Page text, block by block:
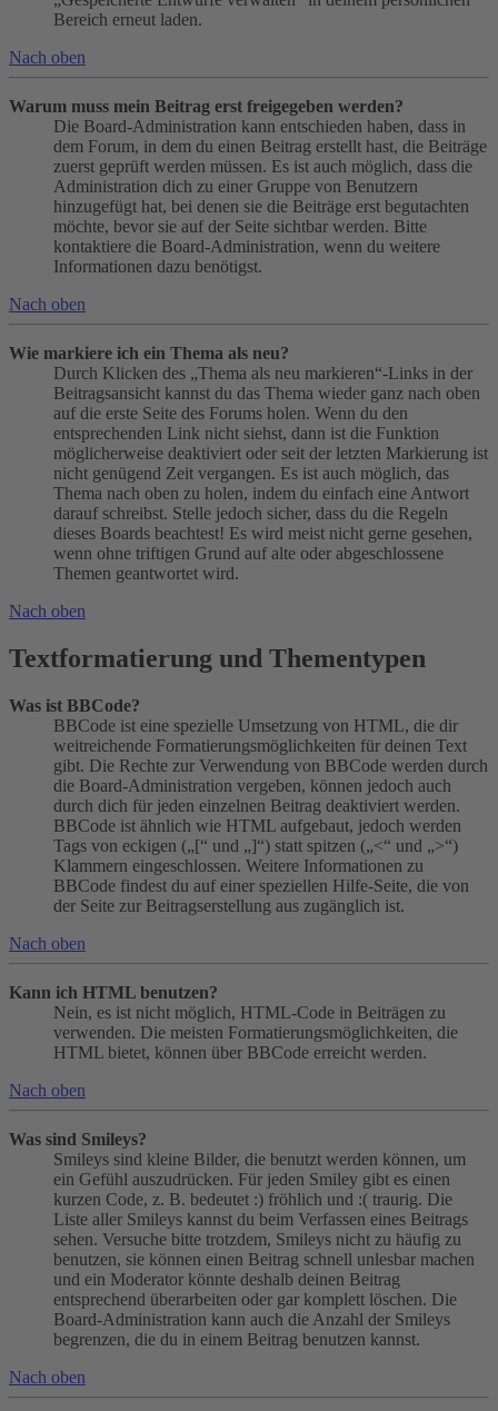
Bereich erneut laden.
Nach oben
Warum muss mein Beitrag erst freigegeben werden?
Die Board-Administration kann entschieden haben, dass in
dem Forum, in dem du einen Beitrag erstellt hast, die Beiträge
zuerst geprüft werden müssen. Es ist auch möglich, dass die
Administration dich zu einer Gruppe von Benutzern
hinzugefügt hat, bei denen sie die Beiträge erst begutachten
möchte, bevor sie auf der Seite sichtbar werden. Bitte
kontaktiere die Board-Administration, wenn du weitere
Informationen dazu benötigst.
Nach oben
Wie markiere ich ein Thema als neu?
Durch Klicken des „Thema als neu markieren“-Links in der
Beitragsansicht kannst du das Thema wieder ganz nach oben
auf die erste Seite des Forums holen. Wenn du den
entsprechenden Link nicht siehst, dann ist die Funktion
möglicherweise deaktiviert oder seit der letzten Markierung ist
nicht genügend Zeit vergangen. Es ist auch möglich, das
Thema nach oben zu holen, indem du einfach eine Antwort
darauf schreibst. Stelle jedoch sicher, dass du die Regeln
dieses Boards beachtest! Es wird meist nicht gerne gesehen,
wenn ohne triftigen Grund auf alte oder abgeschlossene
Themen geantwortet wird.
Nach oben
Textformatierung und Thementypen
Was ist BBCode?
BBCode ist eine spezielle Umsetzung von HTML, die dir
weitreichende Formatierungsmöglichkeiten für deinen Text
gibt. Die Rechte zur Verwendung von BBCode werden durch
die Board-Administration vergeben, können jedoch auch
durch dich für jeden einzelnen Beitrag deaktiviert werden.
BBCode ist ähnlich wie HTML aufgebaut, jedoch werden
Tags von eckigen („[“ und „]“) statt spitzen („<“ und „>“)
Klammern eingeschlossen. Weitere Informationen zu
BBCode findest du auf einer speziellen Hilfe-Seite, die von
der Seite zur Beitragserstellung aus zugänglich ist.
Nach oben
Kann ich HTML benutzen?
Nein, es ist nicht möglich, HTML-Code in Beiträgen zu
verwenden. Die meisten Formatierungsmöglichkeiten, die
HTML bietet, können über BBCode erreicht werden.
Nach oben
Was sind Smileys?
Smileys sind kleine Bilder, die benutzt werden können, um
ein Gefühl auszudrücken. Für jeden Smiley gibt es einen
kurzen Code, z. B. bedeutet :) fröhlich und :( traurig. Die
Liste aller Smileys kannst du beim Verfassen eines Beitrags
sehen. Versuche bitte trotzdem, Smileys nicht zu häufig zu
benutzen, sie können einen Beitrag schnell unlesbar machen
und ein Moderator könnte deshalb deinen Beitrag
entsprechend überarbeiten oder gar komplett löschen. Die
Board-Administration kann auch die Anzahl der Smileys
begrenzen, die du in einem Beitrag benutzen kannst.
Nach oben